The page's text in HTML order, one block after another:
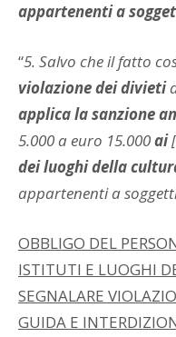
appartenenti a
“5. Salvo che il fatto
violazione dei divieti
applica la sanzione
5.000 a euro 15.000ai
dei luoghi della
appartenenti a
OBBLIGO DEL
ISTITUTI E LUOGHI
SEGNALARE
GUIDA E